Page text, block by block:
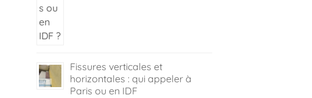
Fissures verticales et
horizontales : qui appeler à
Paris ou en IDF